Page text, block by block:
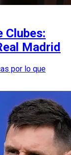
Clubes:
Madrid
por lo que